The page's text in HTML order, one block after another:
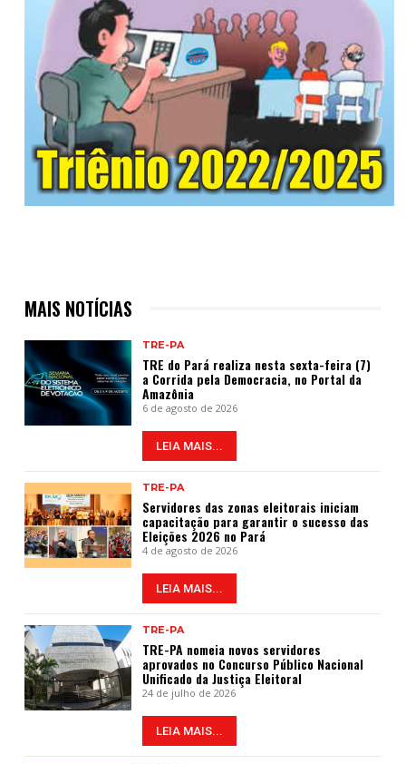
MAIS NOTÍCIAS
TRE-PA
TRE do Pará realiza nesta sexta-feira (7)
a Corrida pela Democracia, no Portal da
Amazônia
6 de agosto de 2026
LEIA MAIS...
TRE-PA
Servidores das zonas eleitorais iniciam
capacitação para garantir o sucesso das
Eleições 2026 no Pará
4 de agosto de 2026
LEIA MAIS...
TRE-PA
TRE-PA nomeia novos servidores
aprovados no Concurso Público Nacional
Unificado da Justiça Eleitoral
24 de julho de 2026
LEIA MAIS...